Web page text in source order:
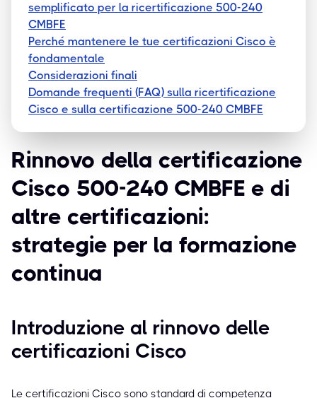
semplificato per la ricertificazione 500-240
CMBFE
Perché mantenere le tue certificazioni Cisco è
fondamentale
Considerazioni finali
Domande frequenti (FAQ) sulla ricertificazione
Cisco e sulla certificazione 500-240 CMBFE
Rinnovo della certificazione
Cisco 500-240 CMBFE e di
altre certificazioni:
strategie per la formazione
continua
Introduzione al rinnovo delle
certificazioni Cisco
Le certificazioni Cisco sono standard di competenza